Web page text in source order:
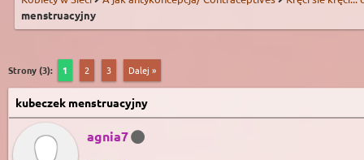
menstruacyjny
Strony (3): 1 2 3 Dalej »
kubeczek menstruacyjny
agnia7